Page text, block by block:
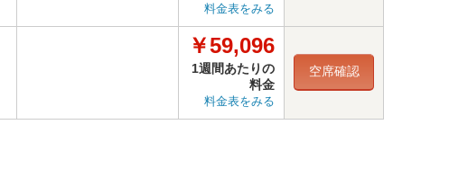
料金表をみる
￥59,096
1週間あたりの
料金
料金表をみる
空席確認